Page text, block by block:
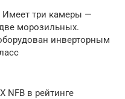
три камеры —
морозильных.
инверторным
NFB в рейтинге